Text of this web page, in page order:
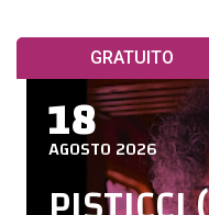
GRATUITO
18
AGOSTO 2026